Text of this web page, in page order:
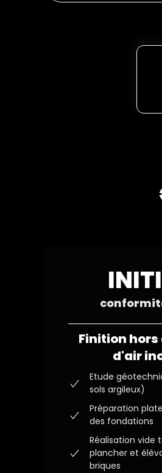
Finition
d'air
Etude
sols argileux)
Préparation
des fondations
Réalisation vide
plancher et
briques